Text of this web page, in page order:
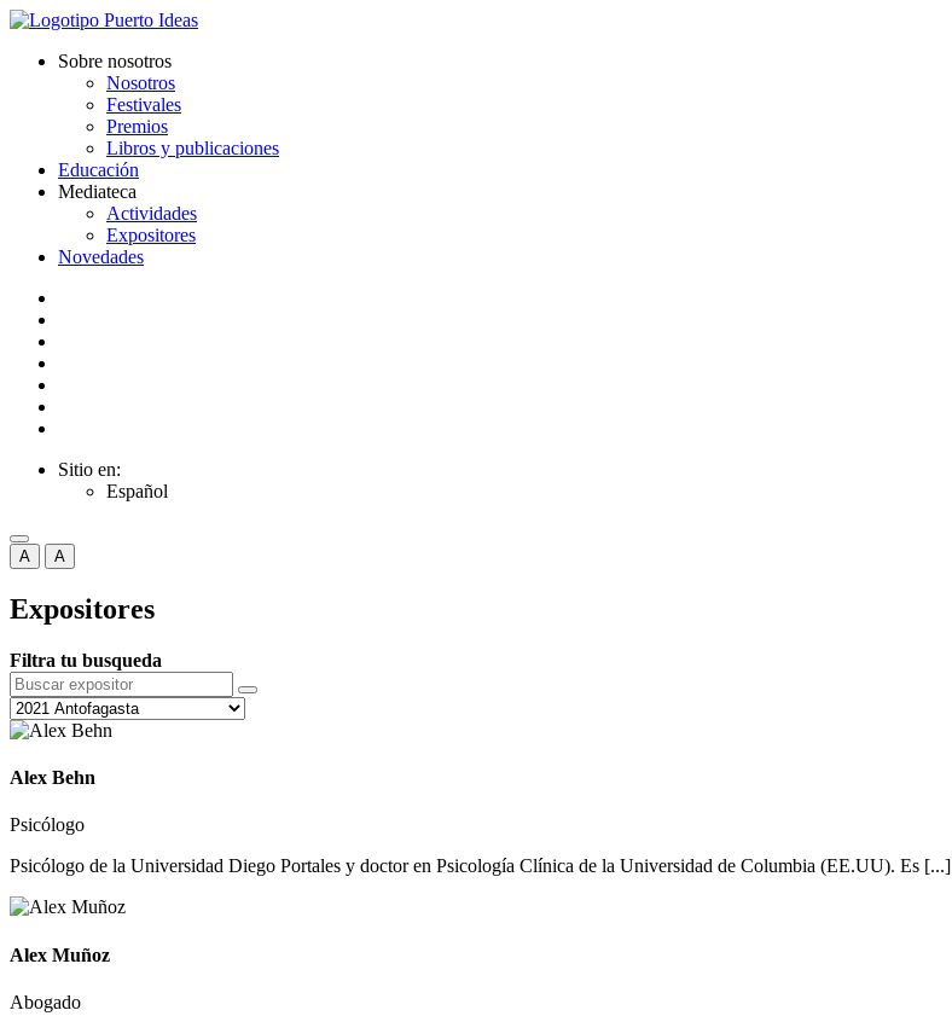
Sobre nosotros
Nosotros
Festivales
Premios
Libros y publicaciones
Educación
Mediateca
Actividades
Expositores
Novedades
Sitio en:
Español
A A
Expositores
Filtra tu busqueda
Alex Behn
Psicólogo
Psicólogo de la Universidad Diego Portales y doctor en Psicología Clínica de la Universidad de Columbia (EE.UU). Es [...]
Alex Muñoz
Abogado